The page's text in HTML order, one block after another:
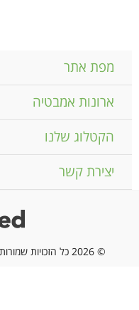
מפת אתר
ארונות אמבטיה
הקטלוג שלנו
יצירת קשר
© 2026 כל הזכויות שמורות לאתר ארונות פור יו - ארונות אמבטיה